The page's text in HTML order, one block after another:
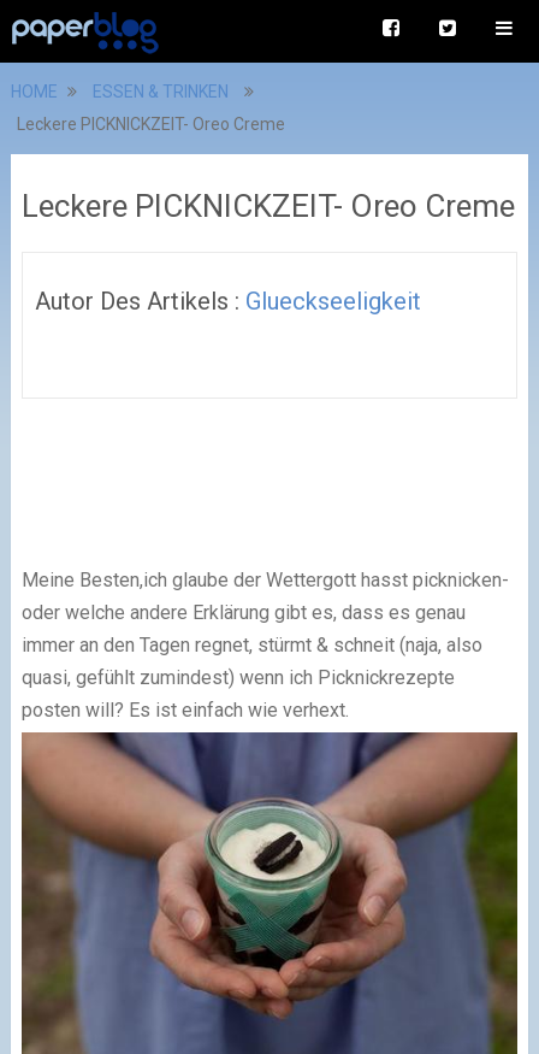
HOME
ESSEN & TRINKEN
Leckere PICKNICKZEIT- Oreo Creme
Leckere PICKNICKZEIT- Oreo Creme
Autor Des Artikels : Glueckseeligkeit
Meine Besten,ich glaube der Wettergott hasst picknicken-
oder welche andere Erklärung gibt es, dass es genau
immer an den Tagen regnet, stürmt & schneit (naja, also
quasi, gefühlt zumindest) wenn ich Picknickrezepte
posten will? Es ist einfach wie verhext.